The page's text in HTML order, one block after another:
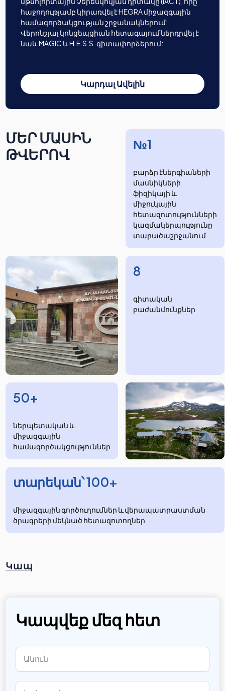
հաջողությամբ կիրառվել է HEGRA միջազգային
համագործակցության շրջանակներում:
Վերոնշյալ կոնցեպցիան հետագայում ներդրվել է
նաև MAGIC և H.E.S.S. գիտափորձերում:
Կարդալ Ավելին
ՄԵՐ ՄԱՍԻՆ
ԹՎԵՐՈՎ
№1
բարձր էներգիաների
մասնիկների
ֆիզիկայի և
միջուկային
հետազոտությունների
​​​​կազմակերպությունը
տարածաշրջանում
8
​​​գիտական
բաժանմունքներ
50+
ներպետական և
միջազգային
համագործակցություններ
տարեկան՝ 100+
միջազգային գործուղումներ և վերապատրաստման
ծրագրերի մեկնած հետազոտողներ
Կապ
Կապվեք մեզ հետ